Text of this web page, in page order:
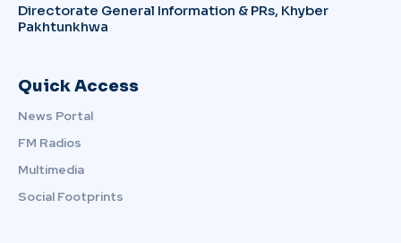
Directorate General Information & PRs, Khyber
Pakhtunkhwa
Quick Access
News Portal
FM Radios
Multimedia
Social Footprints